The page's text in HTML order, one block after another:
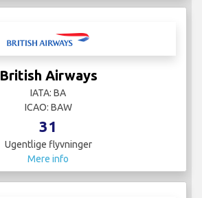
British Airways
IATA: BA
ICAO: BAW
31
Ugentlige flyvninger
Mere info